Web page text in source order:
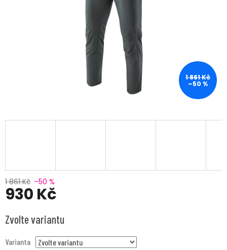
1 861 Kč
–50 %
1 861 Kč –50 %
930 Kč
cena:
Zvolte variantu
Varianta